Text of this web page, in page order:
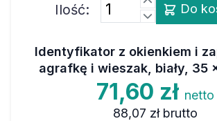
Ilość: Do
Identyfikator z okienkiem i
agrafkę i wieszak, biały, 35
71,60 zł netto
88,07 zł brutto